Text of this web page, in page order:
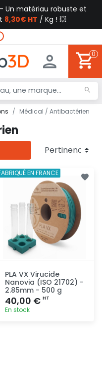
- Un matériau robuste et
8,30€ HT / Kg ! 💥
0
Médical / Antibactérien
PLA VX Virucide
Nanovia (ISO 21702) -
2.85mm - 500 g
40,00 € HT
En stock
EN FRANCE